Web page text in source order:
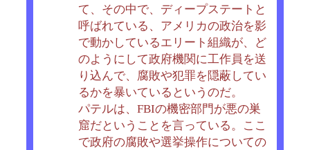
て、その中で、ディープステートと
呼ばれている、アメリカの政治を影
で動かしているエリート組織が、ど
のようにして政府機関に工作員を送
り込んで、腐敗や犯罪を隠蔽してい
るかを暴いているというのだ。
パテルは、FBIの機密部門が悪の巣
窟だということを言っている。ここ
で政府の腐敗や選挙操作についての